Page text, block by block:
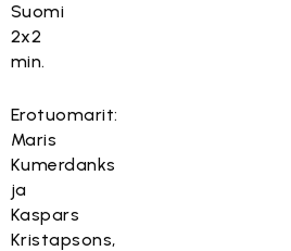
Suomi
2x2
min.
Erotuomarit:
Maris
Kumerdanks
ja
Kaspars
Kristapsons,